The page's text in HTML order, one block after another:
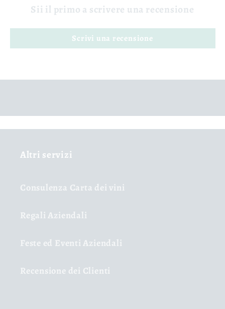
Sii il primo a scrivere una recensione
Scrivi una recensione
Altri servizi
Consulenza Carta dei vini
Regali Aziendali
Feste ed Eventi Aziendali
Recensione dei Clienti